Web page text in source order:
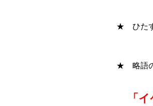
★ ひたす
★ 略語
「